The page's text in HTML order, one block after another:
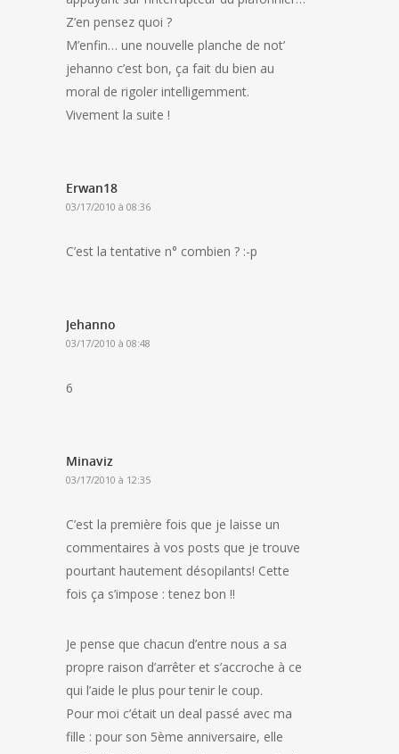
Z’en pensez quoi ?
M’enfin… une nouvelle planche de not’
jehanno c’est bon, ça fait du bien au
moral de rigoler intelligemment.
Vivement la suite !
Erwan18
03/17/2010 à 08:36
C’est la tentative n° combien ? :-p
Jehanno
03/17/2010 à 08:48
6
Minaviz
03/17/2010 à 12:35
C’est la première fois que je laisse un
commentaires à vos posts que je trouve
pourtant hautement désopilants! Cette
fois ça s’impose : tenez bon !!
Je pense que chacun d’entre nous a sa
propre raison d’arrêter et s’accroche à ce
qui l’aide le plus pour tenir le coup.
Pour moi c’était un deal passé avec ma
fille : pour son 5ème anniversaire, elle